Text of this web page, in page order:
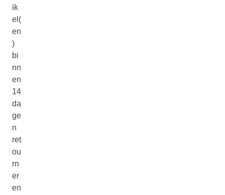
ik
el(
en
)
bi
nn
en
14
da
ge
n
ret
ou
rn
er
en